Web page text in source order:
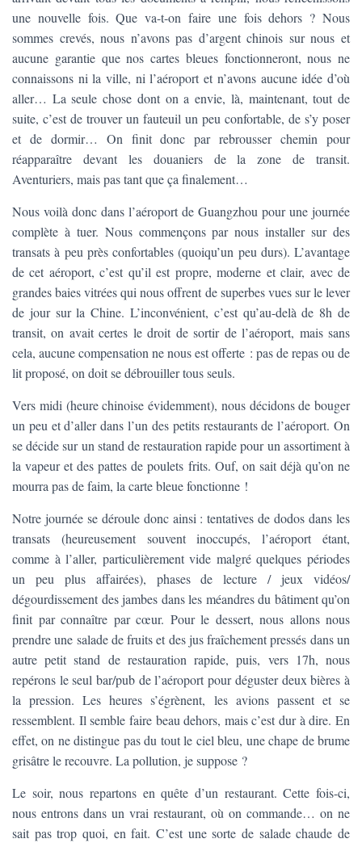
une nouvelle fois. Que va-t-on faire une fois dehors ? Nous
sommes crevés, nous n’avons pas d’argent chinois sur nous et
aucune garantie que nos cartes bleues fonctionneront, nous ne
connaissons ni la ville, ni l’aéroport et n’avons aucune idée d’où
aller… La seule chose dont on a envie, là, maintenant, tout de
suite, c’est de trouver un fauteuil un peu confortable, de s’y poser
et de dormir… On finit donc par rebrousser chemin pour
réapparaître devant les douaniers de la zone de transit.
Aventuriers, mais pas tant que ça finalement…
Nous voilà donc dans l’aéroport de Guangzhou pour une journée
complète à tuer. Nous commençons par nous installer sur des
transats à peu près confortables (quoiqu’un peu durs). L’avantage
de cet aéroport, c’est qu’il est propre, moderne et clair, avec de
grandes baies vitrées qui nous offrent de superbes vues sur le lever
de jour sur la Chine. L’inconvénient, c’est qu’au-delà de 8h de
transit, on avait certes le droit de sortir de l’aéroport, mais sans
cela, aucune compensation ne nous est offerte : pas de repas ou de
lit proposé, on doit se débrouiller tous seuls.
Vers midi (heure chinoise évidemment), nous décidons de bouger
un peu et d’aller dans l’un des petits restaurants de l’aéroport. On
se décide sur un stand de restauration rapide pour un assortiment à
la vapeur et des pattes de poulets frits. Ouf, on sait déjà qu’on ne
mourra pas de faim, la carte bleue fonctionne !
Notre journée se déroule donc ainsi : tentatives de dodos dans les
transats (heureusement souvent inoccupés, l’aéroport étant,
comme à l’aller, particulièrement vide malgré quelques périodes
un peu plus affairées), phases de lecture / jeux vidéos/
dégourdissement des jambes dans les méandres du bâtiment qu’on
finit par connaître par cœur. Pour le dessert, nous allons nous
prendre une salade de fruits et des jus fraîchement pressés dans un
autre petit stand de restauration rapide, puis, vers 17h, nous
repérons le seul bar/pub de l’aéroport pour déguster deux bières à
la pression. Les heures s’égrènent, les avions passent et se
ressemblent. Il semble faire beau dehors, mais c’est dur à dire. En
effet, on ne distingue pas du tout le ciel bleu, une chape de brume
grisâtre le recouvre. La pollution, je suppose ?
Le soir, nous repartons en quête d’un restaurant. Cette fois-ci,
nous entrons dans un vrai restaurant, où on commande… on ne
sait pas trop quoi, en fait. C’est une sorte de salade chaude de